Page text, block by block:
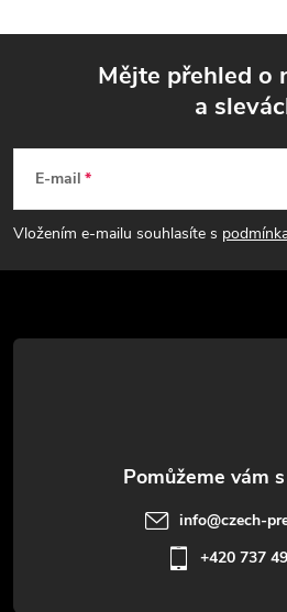
p
a
t
Mějte přehled o
a
E-mail
Vložením e-mailu souhlasíte s
info@czech-
+420 737